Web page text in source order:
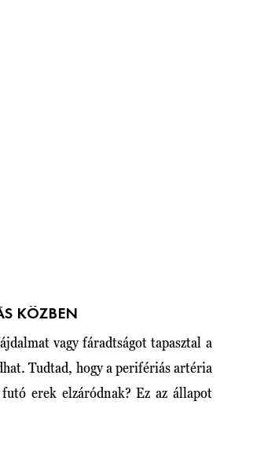
KÖZBEN
vagy fáradtságot tapasztal a
Tudtad, hogy a perifériás artéria
erek elzáródnak? Ez az állapot